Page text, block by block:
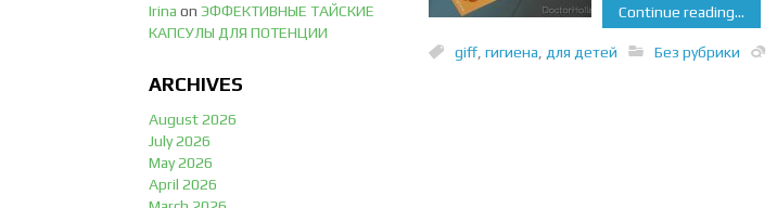
Irina on ЭФФЕКТИВНЫЕ ТАЙСКИЕ
КАПСУЛЫ ДЛЯ ПОТЕНЦИИ
ARCHIVES
August 2026
July 2026
May 2026
April 2026
Continue reading...
giff, гигиена для детей Без рубрики